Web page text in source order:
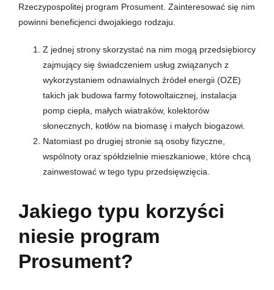
Rzeczypospolitej program Prosument. Zainteresować się nim
powinni beneficjenci dwojakiego rodzaju.
Z jednej strony skorzystać na nim mogą przedsiębiorcy
zajmujący się świadczeniem usług związanych z
wykorzystaniem odnawialnych źródeł energii (OZE)
takich jak budowa farmy fotowoltaicznej, instalacja
pomp ciepła, małych wiatraków, kolektorów
słonecznych, kotłów na biomasę i małych biogazowi.
Natomiast po drugiej stronie są osoby fizyczne,
wspólnoty oraz spółdzielnie mieszkaniowe, które chcą
zainwestować w tego typu przedsięwzięcia.
Jakiego typu korzyści
niesie program
Prosument?